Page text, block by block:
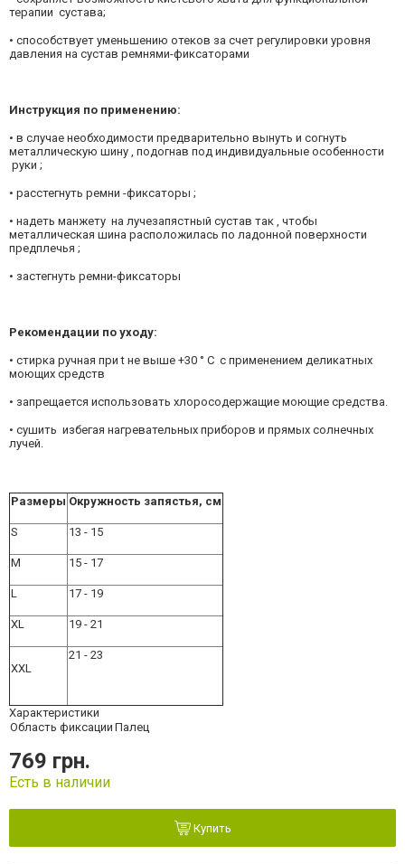
терапии сустава;
• способствует уменьшению отеков за счет регулировки уровня
давления на сустав ремнями-фиксаторами
Инструкция по применению:
• в случае необходимости предварительно вынуть и согнуть
металлическую шину , подогнав под индивидуальные особенности
руки ;
• расстегнуть ремни -фиксаторы ;
• надеть манжету на лучезапястный сустав так , чтобы
металлическая шина расположилась по ладонной поверхности
предплечья ;
• застегнуть ремни-фиксаторы
Рекомендации по уходу:
• стирка ручная при t не выше +30 ° С с применением деликатных
моющих средств
• запрещается использовать хлоросодержащие моющие средства.
• сушить избегая нагревательных приборов и прямых солнечных
лучей.
Размеры Окружность запястья, см
S 13 - 15
M 15 - 17
L 17 - 19
XL 19 - 21
XXL
21 - 23
Характеристики
Область фиксации Палец
769 грн.
Есть в наличии
Купить